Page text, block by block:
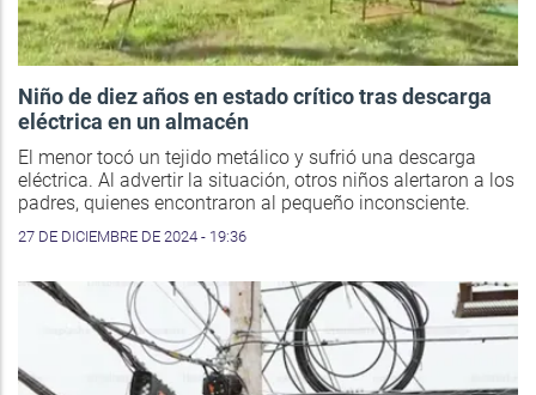
Niño de diez años en estado crítico tras descarga
eléctrica en un almacén
El menor tocó un tejido metálico y sufrió una descarga
eléctrica. Al advertir la situación, otros niños alertaron a los
padres, quienes encontraron al pequeño inconsciente.
27 DE DICIEMBRE DE 2024 - 19:36